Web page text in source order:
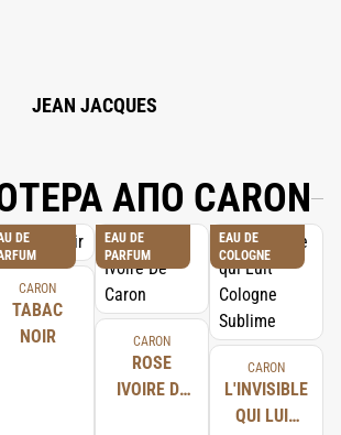
JEAN JACQUES
ΑΠΟ CARON
DE
CARON
TABAC
NOIR
EAU DE
PARFUM
CARON
ROSE
IVOIRE DE
EAU DE
COLOGNE
CARON
L'INVISIBLE
QUI LUIT